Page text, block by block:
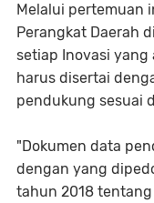
Melalui pertemuan
Perangkat Daerah
setiap Inovasi yang
harus disertai
pendukung sesuai
"Dokumen data
dengan yang
tahun 2018